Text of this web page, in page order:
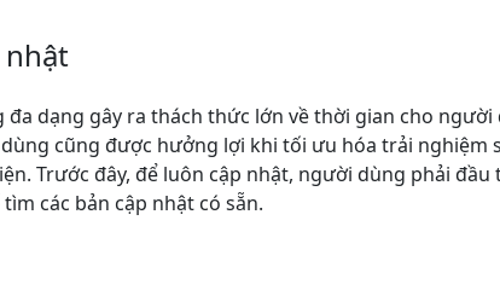
nhật
dạng gây ra thách thức lớn về thời gian cho người
cũng được hưởng lợi khi tối ưu hóa trải nghiệm
Trước đây, để luôn cập nhật, người dùng phải
các bản cập nhật có sẵn.